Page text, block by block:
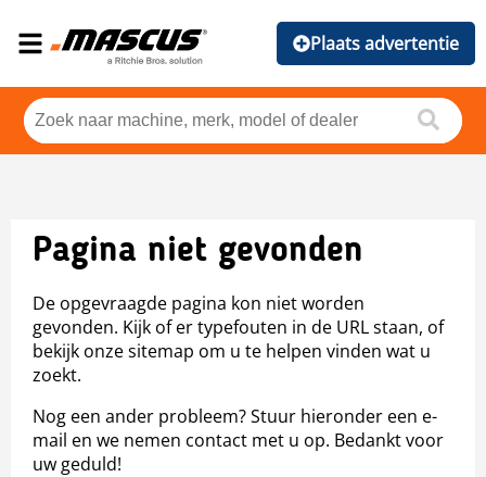
Plaats advertentie
Pagina niet gevonden
De opgevraagde pagina kon niet worden
gevonden. Kijk of er typefouten in de URL staan, of
bekijk onze sitemap om u te helpen vinden wat u
zoekt.
Nog een ander probleem? Stuur hieronder een e-
mail en we nemen contact met u op. Bedankt voor
uw geduld!